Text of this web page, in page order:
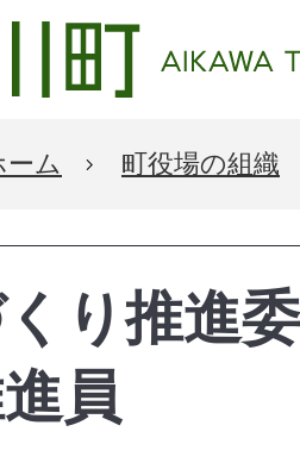
ーム 町役場の組織
り推進
員